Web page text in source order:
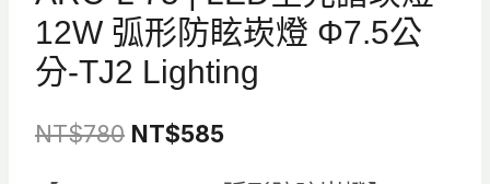
12W 弧形防眩崁燈 Φ7.5公
分-TJ2 Lighting
NT$780 原
NT$585目